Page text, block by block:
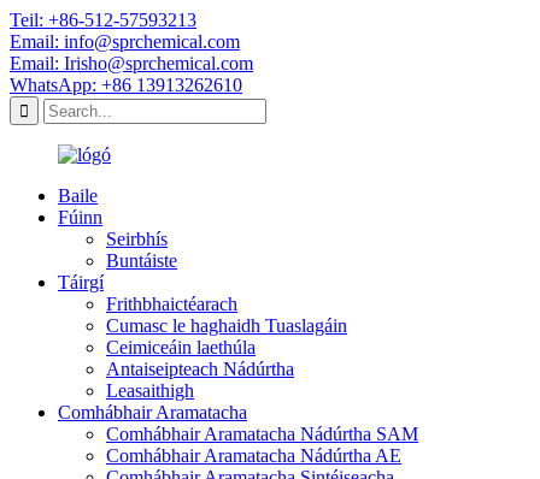
Teil: +86-512-57593213
Email: info@sprchemical.com
Email: Irisho@sprchemical.com
WhatsApp: +86 13913262610
Baile
Fúinn
Seirbhís
Buntáiste
Táirgí
Frithbhaictéarach
Cumasc le haghaidh Tuaslagáin
Ceimiceáin laethúla
Antaiseipteach Nádúrtha
Leasaithigh
Comhábhair Aramatacha
Comhábhair Aramatacha Nádúrtha SAM
Comhábhair Aramatacha Nádúrtha AE